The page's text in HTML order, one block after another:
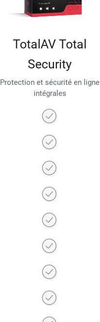
TotalAV Total
Security
Protection et sécurité en ligne
intégrales